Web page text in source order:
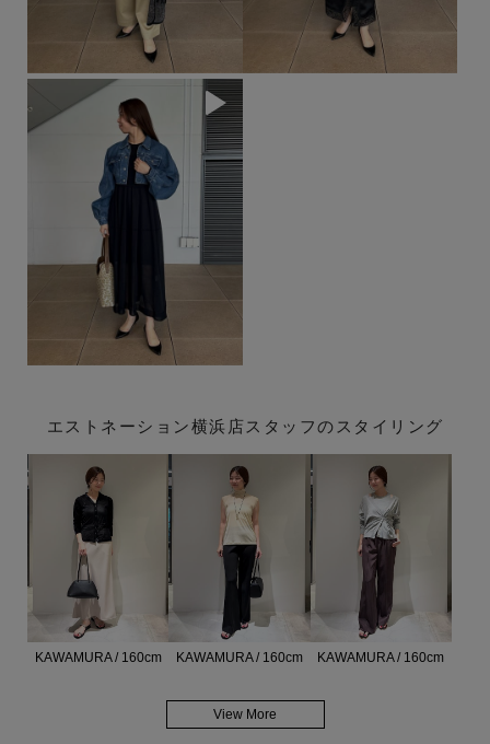
エストネーション横浜店スタッフのスタイリング
KAWAMURA / 160cm KAWAMURA / 160cm KAWAMURA / 160cm
View More